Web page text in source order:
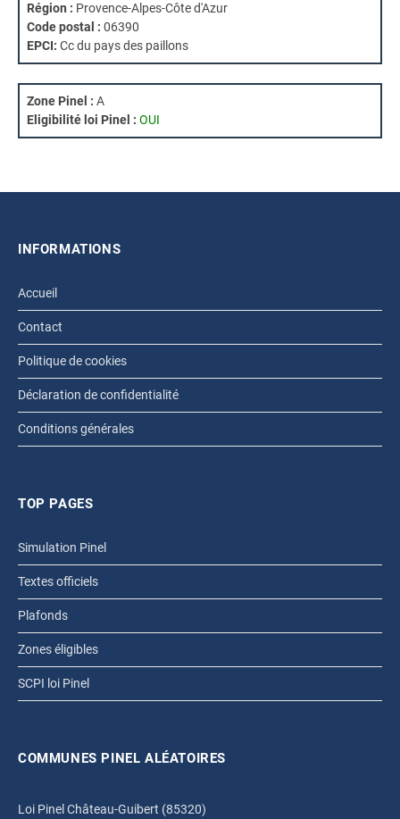
Région : Provence-Alpes-Côte d'Azur
Code postal : 06390
EPCI: Cc du pays des paillons
Zone Pinel : A
Eligibilité loi Pinel : OUI
INFORMATIONS
Accueil
Contact
Politique de cookies
Déclaration de confidentialité
Conditions générales
TOP PAGES
Simulation Pinel
Textes officiels
Plafonds
Zones éligibles
SCPI loi Pinel
COMMUNES PINEL ALÉATOIRES
Loi Pinel Château-Guibert (85320)